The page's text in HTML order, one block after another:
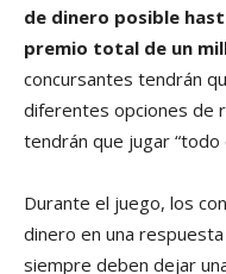
de dinero posible
premio total de un
concursantes tendrán
diferentes opciones de
tendrán que jugar “todo
Durante el juego, los
dinero en una
siempre deben dejar